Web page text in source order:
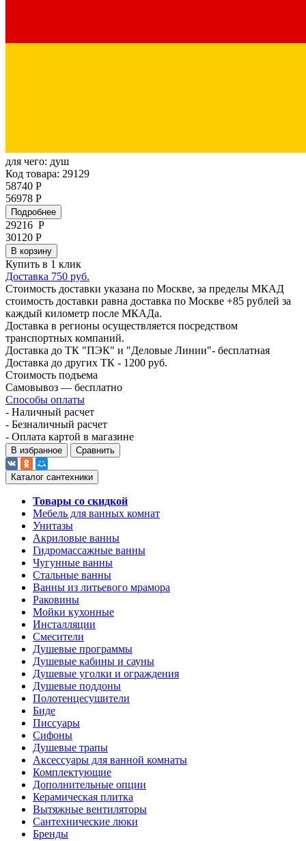
для чего: душ
Код товара: 29129
58740 Р
56978 Р
Подробнее
29216 Р
30120 Р
В корзину
Купить в 1 клик
Доставка 750 руб.
Стоимость доставки указана по Москве, за пределы МКАД
стоимость доставки равна доставка по Москве +85 рублей за
каждый километр после МКАДа.
Доставка в регионы осуществляется посредством
транспортных компаний.
Доставка до ТК "ПЭК" и "Деловые Линии"- бесплатная
Доставка до других ТК - 1200 руб.
Стоимость подъема
Самовывоз — бесплатно
Способы оплаты
- Наличный расчет
- Безналичный расчет
- Оплата картой в магазине
В избранное Сравнить
Каталог сантехники
Товары со скидкой
Мебель для ванных комнат
Унитазы
Акриловые ванны
Гидромассажные ванны
Чугунные ванны
Стальные ванны
Ванны из литьевого мрамора
Раковины
Мойки кухонные
Инсталляции
Смесители
Душевые программы
Душевые кабины и сауны
Душевые уголки и ограждения
Душевые поддоны
Полотенцесушители
Биде
Писсуары
Сифоны
Душевые трапы
Аксессуары для ванной комнаты
Комплектующие
Дополнительные опции
Керамическая плитка
Вытяжные вентиляторы
Сантехнические люки
Бренды